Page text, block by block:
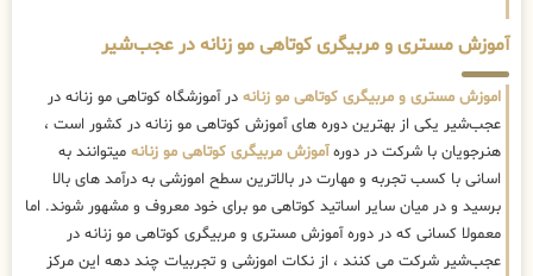
آموزش مستری و مربیگری کوتاهی مو زنانه در عجب‌شیر
اموزش مستری و مربیگری کوتاهی مو زنانه در آموزشگاه کوتاهی مو زنانه در
عجب‌شیر یکی از بهترین دوره های آموزش کوتاهی مو زنانه در کشور است ،
هنرجویان با شرکت در دورهآموزش مربیگری کوتاهی مو زنانه میتوانند به
اسانی با کسب تجربه و مهارت در بالاترین سطح اموزشی به درآمد های بالا
برسید و در میان سایر اساتید کوتاهی مو برای خود معروف و مشهور شوند. اما
معمولا کسانی که در دوره آموزش مستری و مربیگری کوتاهی مو زنانه در
عجب‌شیر شرکت می کنند ، از نکات اموزشی و تجربیات چند دهه این مرکز